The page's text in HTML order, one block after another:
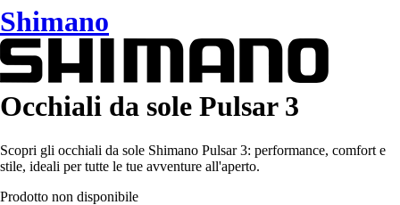
Shimano
Occhiali da sole Pulsar 3
Scopri gli occhiali da sole Shimano Pulsar 3: performance, comfort e
stile, ideali per tutte le tue avventure all'aperto.
Prodotto non disponibile